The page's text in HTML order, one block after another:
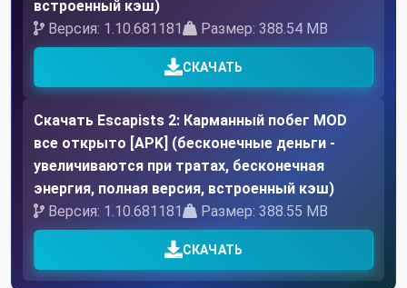
встроенный кэш)
Версия: 1.10.681181
Размер: 388.54 MB
СКАЧАТЬ
Скачать Escapists 2: Карманный побег MOD
все открыто [APK] (бесконечные деньги -
увеличиваются при тратах, бесконечная
энергия, полная версия, встроенный кэш)
Версия: 1.10.681181
Размер: 388.55 MB
СКАЧАТЬ